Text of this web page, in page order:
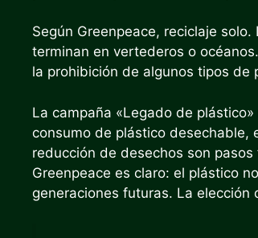
Según Greenpeace, reciclaje
terminan en vertederos o
la prohibición de algunos tipos
La campaña «Legado de
consumo de plástico desechable,
reducción de desechos son
Greenpeace es claro: el plástico
generaciones futuras. La